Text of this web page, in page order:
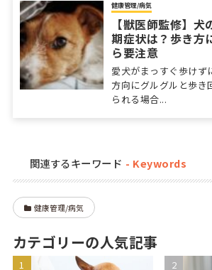
健康管理/病気
【獣医師監修】
期症状は？歩き方
ら要注意
愛犬がまっすぐ歩けず
方向にグルグルと歩き
られる場合...
関連するキーワード
健康管理/病気
カテゴリーの人気記事